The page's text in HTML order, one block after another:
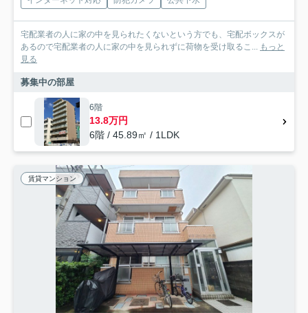
宅配業者の人に家の中を見られたくないという方でも、宅配ボックスが
あるので宅配業者の人に家の中を見られずに荷物を受け取るこ... もっと
見る
募集中の部屋
6階
13.8万円
6階 / 45.89㎡ / 1LDK
賃貸マンション